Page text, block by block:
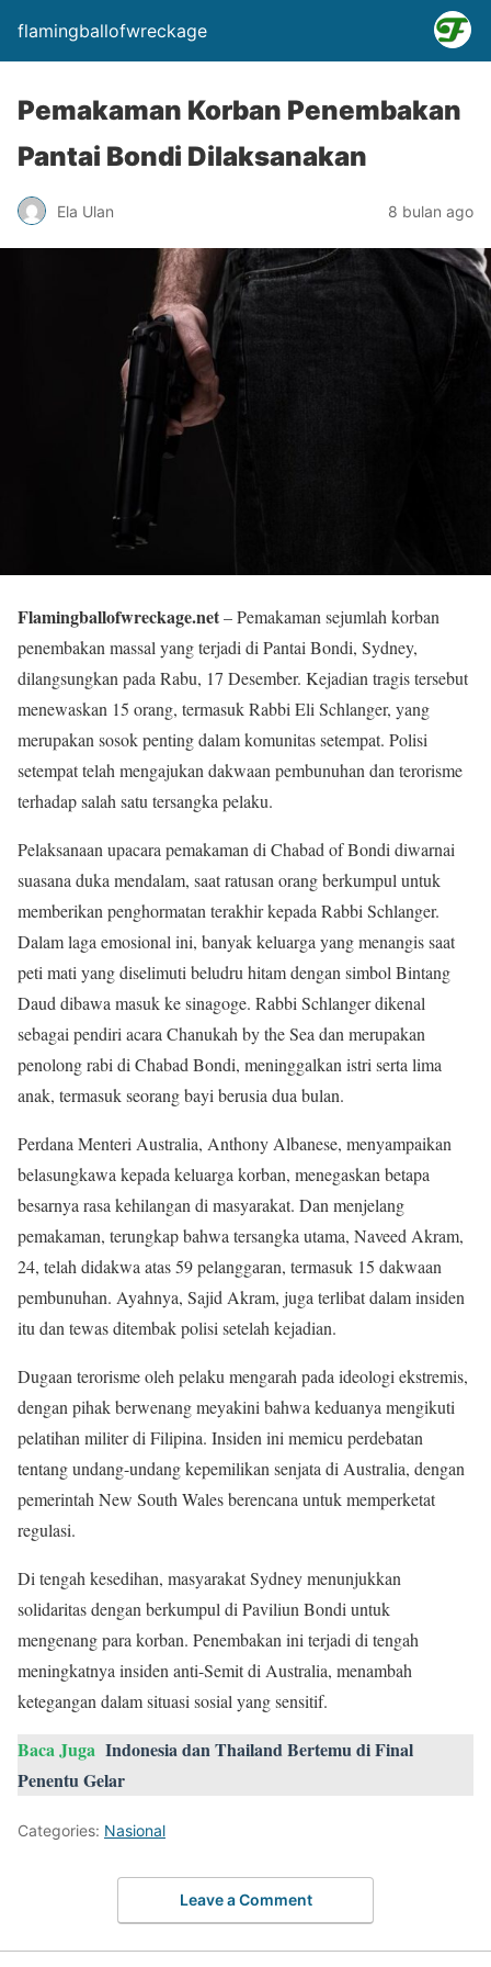
flamingballofwreckage
Pemakaman Korban Penembakan
Pantai Bondi Dilaksanakan
Ela Ulan 8 bulan ago
Flamingballofwreckage.net– Pemakaman sejumlah korban
penembakan massal yang terjadi di Pantai Bondi, Sydney,
dilangsungkan pada Rabu, 17 Desember. Kejadian tragis tersebut
menewaskan 15 orang, termasuk Rabbi Eli Schlanger, yang
merupakan sosok penting dalam komunitas setempat. Polisi
setempat telah mengajukan dakwaan pembunuhan dan terorisme
terhadap salah satu tersangka pelaku.
Pelaksanaan upacara pemakaman di Chabad of Bondi diwarnai
suasana duka mendalam, saat ratusan orang berkumpul untuk
memberikan penghormatan terakhir kepada Rabbi Schlanger.
Dalam laga emosional ini, banyak keluarga yang menangis saat
peti mati yang diselimuti beludru hitam dengan simbol Bintang
Daud dibawa masuk ke sinagoge. Rabbi Schlanger dikenal
sebagai pendiri acara Chanukah by the Sea dan merupakan
penolong rabi di Chabad Bondi, meninggalkan istri serta lima
anak, termasuk seorang bayi berusia dua bulan.
Perdana Menteri Australia, Anthony Albanese, menyampaikan
belasungkawa kepada keluarga korban, menegaskan betapa
besarnya rasa kehilangan di masyarakat. Dan menjelang
pemakaman, terungkap bahwa tersangka utama, Naveed Akram,
24, telah didakwa atas 59 pelanggaran, termasuk 15 dakwaan
pembunuhan. Ayahnya, Sajid Akram, juga terlibat dalam insiden
itu dan tewas ditembak polisi setelah kejadian.
Dugaan terorisme oleh pelaku mengarah pada ideologi ekstremis,
dengan pihak berwenang meyakini bahwa keduanya mengikuti
pelatihan militer di Filipina. Insiden ini memicu perdebatan
tentang undang-undang kepemilikan senjata di Australia, dengan
pemerintah New South Wales berencana untuk memperketat
regulasi.
Di tengah kesedihan, masyarakat Sydney menunjukkan
solidaritas dengan berkumpul di Paviliun Bondi untuk
mengenang para korban. Penembakan ini terjadi di tengah
meningkatnya insiden anti-Semit di Australia, menambah
ketegangan dalam situasi sosial yang sensitif.
Baca Juga Indonesia dan Thailand Bertemu di Final
Penentu Gelar
Categories: Nasional
Leave a Comment